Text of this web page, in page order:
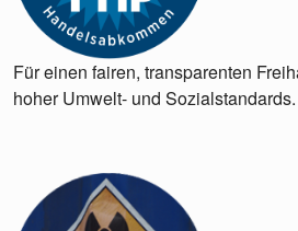
Für einen fairen, transparenten
hoher Umwelt- und Sozialstandards.